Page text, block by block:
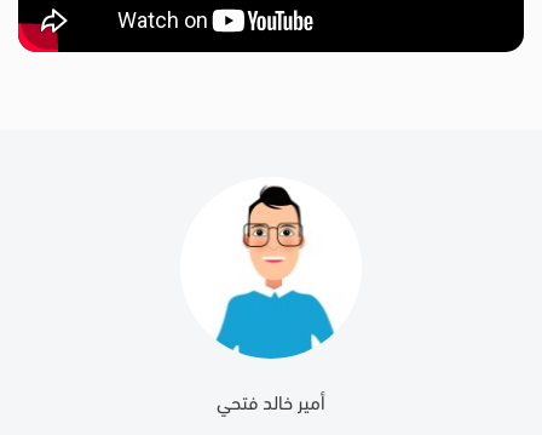
أمير خالد فتحي